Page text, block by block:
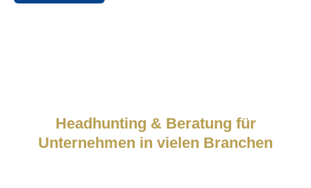
Headhunting & Beratung für
Unternehmen in vielen Branchen